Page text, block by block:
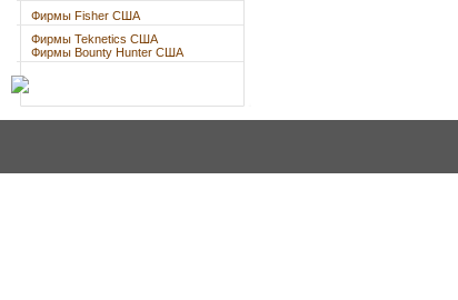
Фирмы Fisher США
Фирмы Teknetics США
Фирмы Bounty Hunter США